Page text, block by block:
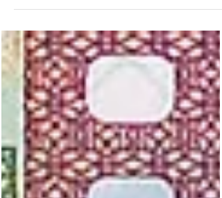
der Bank of Tanzania (BoT), Emmanuel Tutuba,
tansanische Banknoten der Serie 2010 in
gebracht werden, die die Unterschrift des
Finanzministers Dr. Mwigulu Nchemba und
eigene tragen. Der Gouverneur gab diese
Erklärung ab, als er Dr. Nchemba in den Büros
des Finanzministeriums in Dar es Salaam die
neuen Banknoten in den Stückelungen 1000,
2000, 5000 und 10.000 Schilling überreichte.
Fin